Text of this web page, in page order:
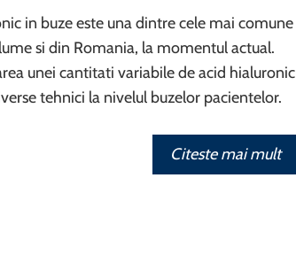
in buze este una dintre cele mai comune
si din Romania, la momentul actual.
unei cantitati variabile de acid hialuronic
tehnici la nivelul buzelor pacientelor.
Citeste mai mult